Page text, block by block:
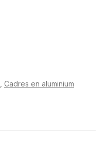
Cadres en aluminium